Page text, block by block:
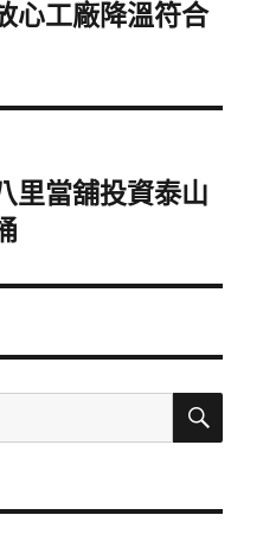
心工廠降溫符合
里當舖投資泰山
搜